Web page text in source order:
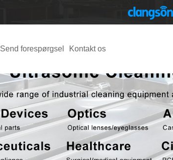
Send forespørgsel Kontakt os